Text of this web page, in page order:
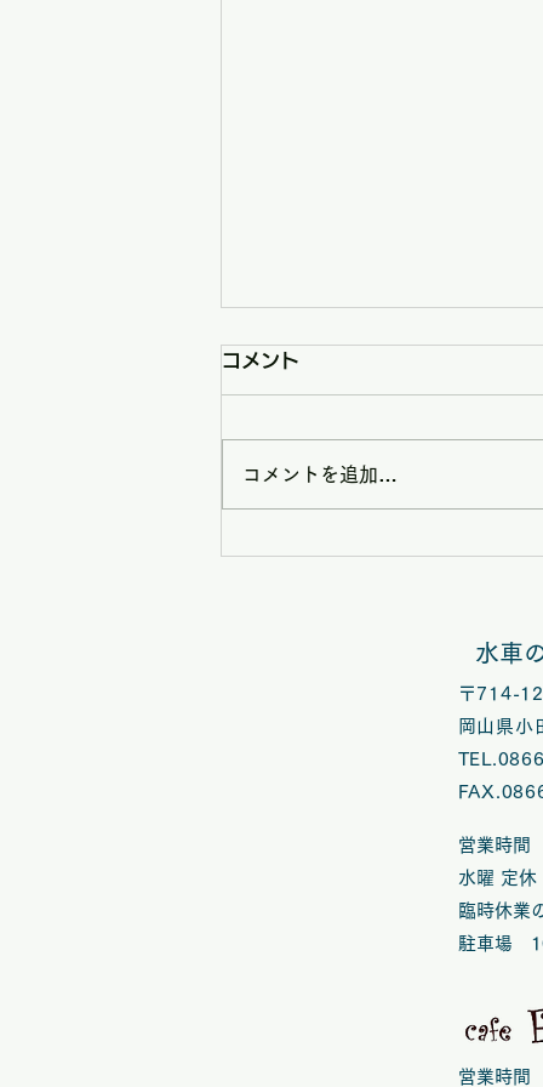
7/25（土）水車の里フルー
映会 in 矢掛、マルシェ開
コメント
コメントを追加…
水車
〒714-
岡山県
営業時間
水曜 定休
臨時休業
駐車場
営業時間